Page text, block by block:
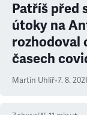
Patříš před
útoky na
rozhodoval
časech
Martin Uhlíř•7. 8.